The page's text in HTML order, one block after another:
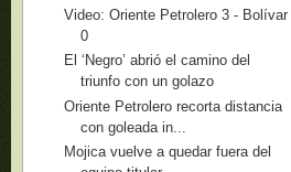
Video: Oriente Petrolero 3 - Bolívar
0
El ‘Negro’ abrió el camino del
triunfo con un golazo
Oriente Petrolero recorta distancia
con goleada in...
Mojica vuelve a quedar fuera del